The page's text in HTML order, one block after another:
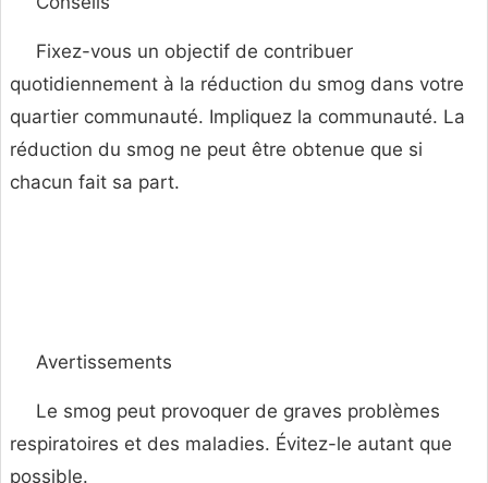
Fixez-vous un objectif de contribuer
quotidiennement à la réduction du smog dans votre
quartier communauté. Impliquez la communauté. La
réduction du smog ne peut être obtenue que si
chacun fait sa part.
Avertissements
Le smog peut provoquer de graves problèmes
respiratoires et des maladies. Évitez-le autant que
possible.